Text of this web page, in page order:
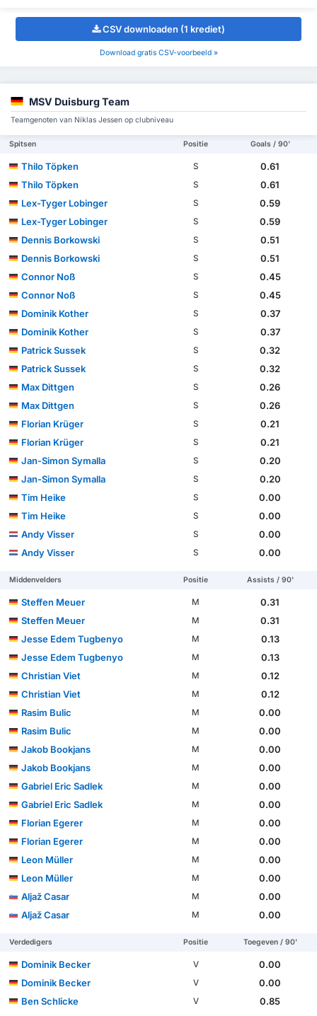
CSV downloaden (1 krediet)
Download gratis CSV-voorbeeld »
MSV Duisburg Team
Teamgenoten van Niklas Jessen op clubniveau
Spitsen Positie Goals / 90'
Thilo Töpken S
0.61
Thilo Töpken
S
0.61
Lex-Tyger Lobinger
S
0.59
Lex-Tyger Lobinger
S
0.59
Dennis Borkowski
S
0.51
Dennis Borkowski
S
0.51
Connor Noß
S
0.45
Connor Noß
S
0.45
Dominik Kother
S
0.37
Dominik Kother
S
0.37
Patrick Sussek
S
0.32
Patrick Sussek
S
0.32
Max Dittgen
S
0.26
Max Dittgen
S
0.26
Florian Krüger
S
0.21
Florian Krüger
S
0.21
Jan-Simon Symalla
S
0.20
Jan-Simon Symalla
S
0.20
Tim Heike
S
0.00
Tim Heike
S
0.00
Andy Visser
S
0.00
Andy Visser
S 0.00
Middenvelders Positie Assists / 90'
Steffen Meuer M
0.31
Steffen Meuer
M
0.31
Jesse Edem Tugbenyo
M
0.13
Jesse Edem Tugbenyo
M
0.13
Christian Viet
M
0.12
Christian Viet
M
0.12
Rasim Bulic
M
0.00
Rasim Bulic
M
0.00
Jakob Bookjans
M
0.00
Jakob Bookjans
M
0.00
Gabriel Eric Sadlek
M
0.00
Gabriel Eric Sadlek
M
0.00
Florian Egerer
M
0.00
Florian Egerer
M
0.00
Leon Müller
M
0.00
Leon Müller
M
0.00
Aljaž Casar
M
0.00
Aljaž Casar
M 0.00
Verdedigers Positie Toegeven / 90'
Dominik Becker V
0.00
Dominik Becker
V
0.00
Ben Schlicke
V
0.85